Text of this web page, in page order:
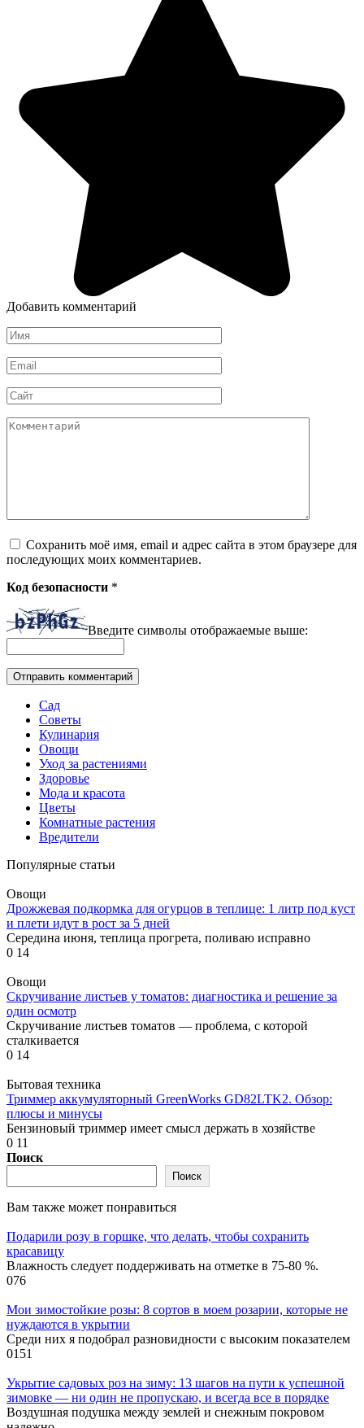
Добавить комментарий
Имя
*
Email
*
Сайт
Комментарий
Сохранить моё имя, email и адрес сайта в этом браузере для
последующих моих комментариев.
Код безопасности *
Введите символы отображаемые выше:
Сад
Советы
Кулинария
Овощи
Уход за растениями
Здоровье
Мода и красота
Цветы
Комнатные растения
Вредители
Популярные статьи
Овощи
Дрожжевая подкормка для огурцов в теплице: 1 литр под куст
и плети идут в рост за 5 дней
Середина июня, теплица прогрета, поливаю исправно
0 14
Овощи
Скручивание листьев у томатов: диагностика и решение за
один осмотр
Скручивание листьев томатов — проблема, с которой
сталкивается
0 14
Бытовая техника
Триммер аккумуляторный GreenWorks GD82LTK2. Обзор:
плюсы и минусы
Бензиновый триммер имеет смысл держать в хозяйстве
0 11
Поиск
Поиск
Вам также может понравиться
Подарили розу в горшке, что делать, чтобы сохранить
красавицу
Влажность следует поддерживать на отметке в 75-80 %.
076
Мои зимостойкие розы: 8 сортов в моем розарии, которые не
нуждаются в укрытии
Среди них я подобрал разновидности с высоким показателем
0151
Укрытие садовых роз на зиму: 13 шагов на пути к успешной
зимовке — ни один не пропускаю, и всегда все в порядке
Воздушная подушка между землей и снежным покровом